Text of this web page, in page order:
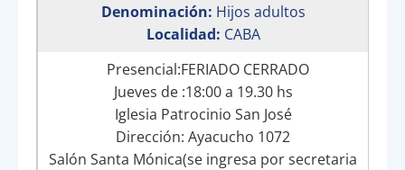
Denominación: Hijos adultos
Localidad: CABA
Presencial:FERIADO CERRADO
Jueves de :18:00 a 19.30 hs
Iglesia Patrocinio San José
Dirección: Ayacucho 1072
Salón Santa Mónica(se ingresa por secretaria